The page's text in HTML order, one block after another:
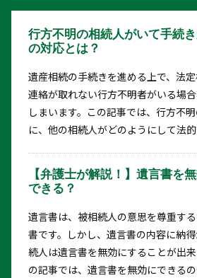
行方不明の相続人がいて手続
の対応とは？
遺産相続の手続きを進める上で、法
連絡が取れない行方不明者がいる場
しまいます。この記事では、行方不
に、他の相続人がどのようにして法
【弁護士が解説！】遺言書を
できる？
遺言書は、被相続人の意思を尊重す
書です。しかし、遺言書の内容に納
続人は遺言書を無効にすることが出
の記事では、遺言書を無効にできる